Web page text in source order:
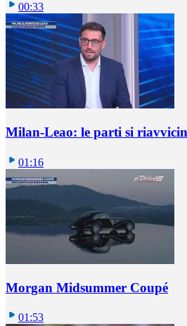
00:33
Milan-Leao: le parti si
01:16
Morgan Midsummer Coupé
01:53